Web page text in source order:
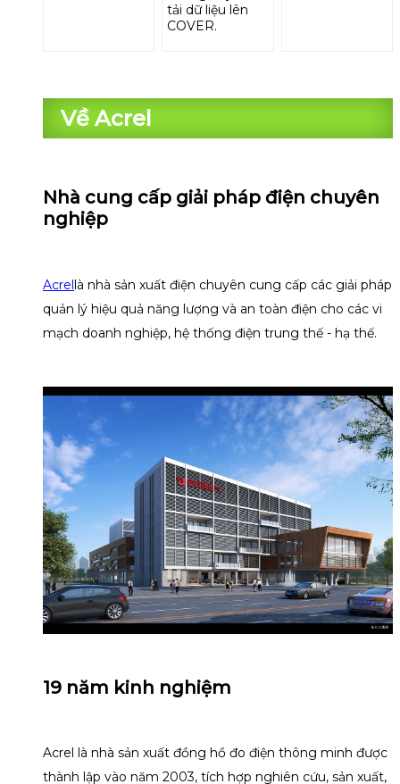
tải dữ liệu lên
COVER.
Về Acrel
Nhà cung cấp giải pháp điện chuyên
nghiệp
Acrellà nhà sản xuất điện chuyên cung cấp các giải pháp
quản lý hiệu quả năng lượng và an toàn điện cho các vi
mạch doanh nghiệp, hệ thống điện trung thế - hạ thế.
19 năm kinh nghiệm
Acrel là nhà sản xuất đồng hồ đo điện thông minh được
thành lập vào năm 2003, tích hợp nghiên cứu, sản xuất,